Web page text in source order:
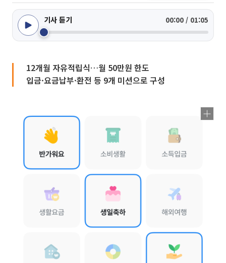
기사 듣기 00:00 / 01:05
12개월 자유적립식…월 50만원 한도
입금·요금납부·환전 등 9개 미션으로 구성